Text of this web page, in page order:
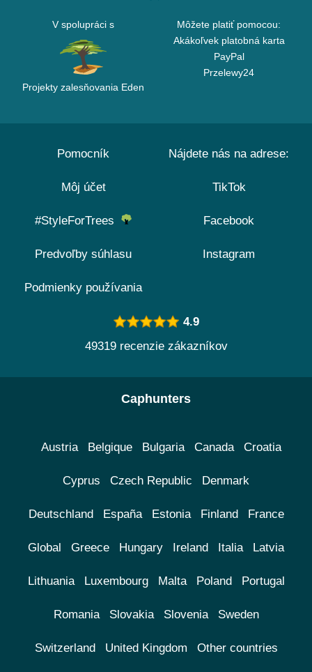
V spolupráci s
Projekty zalesňovania Eden
Môžete platiť pomocou:
Akákoľvek platobná karta
PayPal
Przelewy24
Pomocník
Môj účet
#StyleForTrees
Predvoľby súhlasu
Podmienky používania
Nájdete nás na adrese:
TikTok
Facebook
Instagram
4.9
49319 recenzie zákazníkov
Caphunters
Austria Belgique Bulgaria Canada Croatia
Cyprus Czech Republic Denmark
Deutschland España Estonia Finland France
Global Greece Hungary Ireland Italia Latvia
Lithuania Luxembourg Malta Poland Portugal
Romania Slovakia Slovenia Sweden
Switzerland United Kingdom Other countries